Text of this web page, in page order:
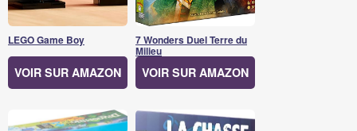
LEGO Game Boy
VOIR SUR AMAZON
7 Wonders Duel Terre du
Milieu
VOIR SUR AMAZON